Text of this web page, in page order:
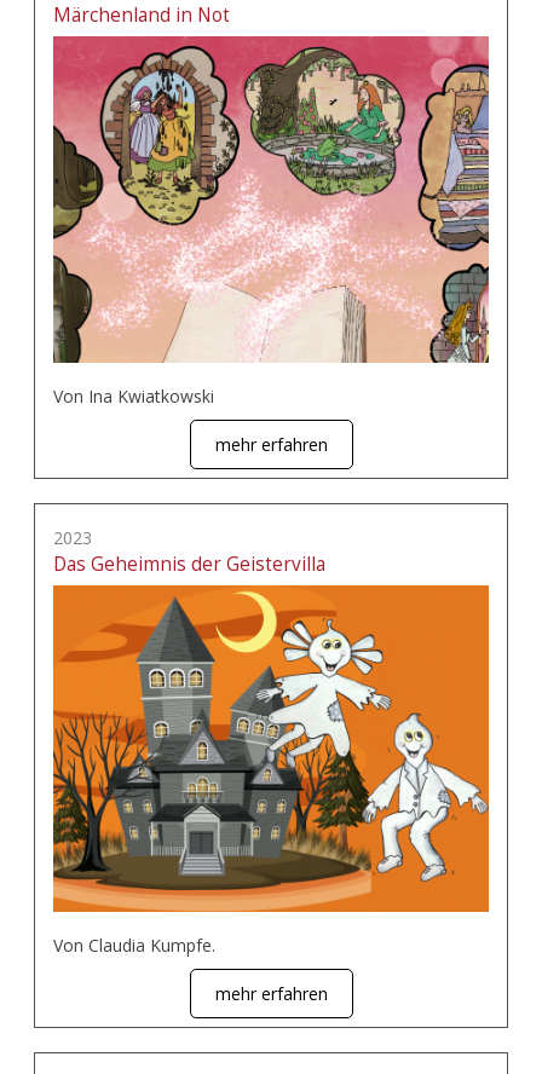
Märchenland in Not
Von Ina Kwiatkowski
mehr erfahren
2023
Das Geheimnis der Geistervilla
Von Claudia Kumpfe.
mehr erfahren